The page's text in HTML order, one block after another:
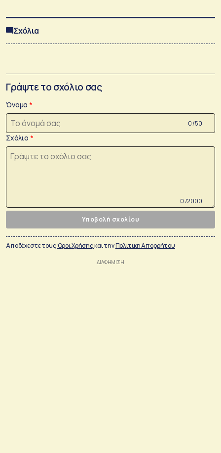
Σχόλια
Γράψτε το σχόλιο σας
Όνομα
0 /50
Σχόλιο
0 /2000
Υποβολή σχολίου
Αποδέχεστε τουςΌροι Χρήσηςκαι τηνΠολιτικη Απορρήτου